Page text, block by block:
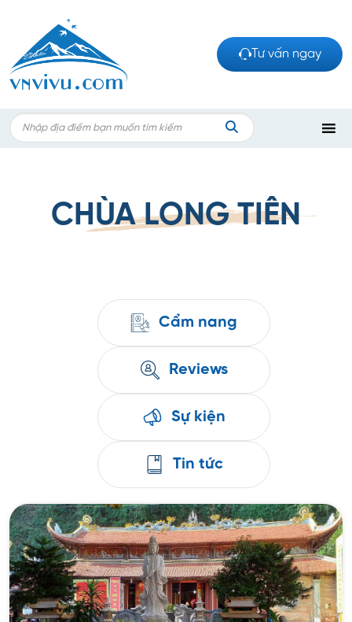
dung
Tư vấn ngay
Search
for:
CHÙA LONG TIÊN
Cẩm nang
Reviews
Sự kiện
Tin tức